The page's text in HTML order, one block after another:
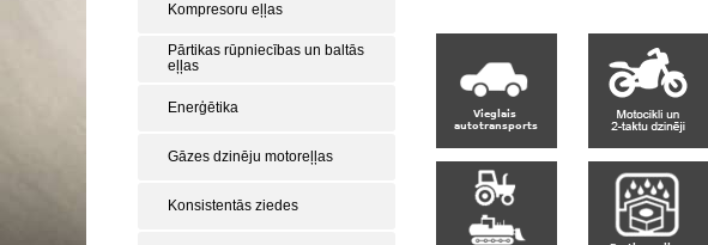
Kompresoru eļļas
Pārtikas rūpniecības un baltās
eļļas
Enerģētika
Gāzes dzinēju motoreļļas
Konsistentās ziedes